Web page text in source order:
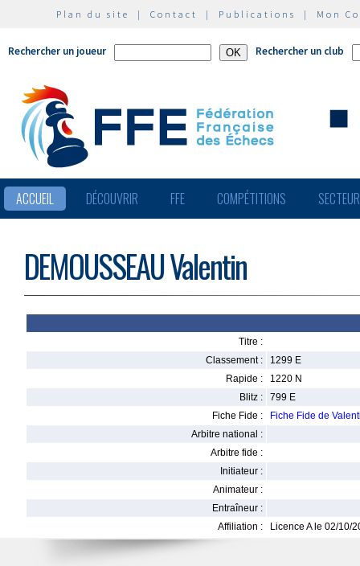
Plan du site | Contact | Publications | Mon
Rechercher un joueur Rechercher un club
ACCUEIL DÉCOUVRIR FFE COMPÉTITIONS
DEMOUSSEAU Valentin
Titre :
Classement :
1299 E
Rapide :
1220 N
Blitz :
799 E
Fiche Fide :
Fiche Fide de
Arbitre national :
Arbitre fide :
Initiateur :
Animateur :
Entraîneur :
Affiliation :
Licence A le 02/10/